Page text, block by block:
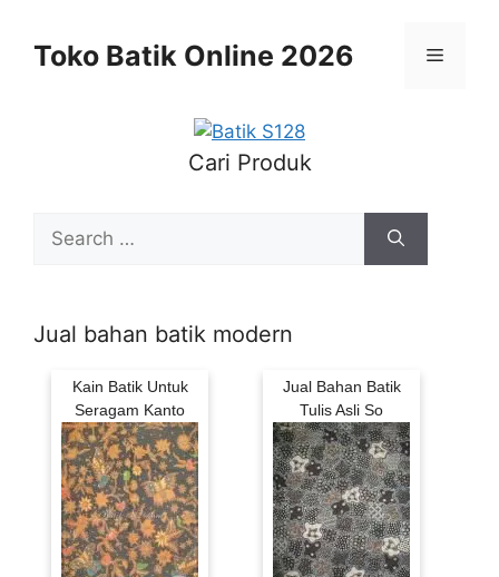
contentToko Batik Online 2026 Menu
Cari Produk
for:
Jual bahan batik modern
Kain Batik Untuk
Seragam Kanto
Jual Bahan Batik
Tulis Asli So